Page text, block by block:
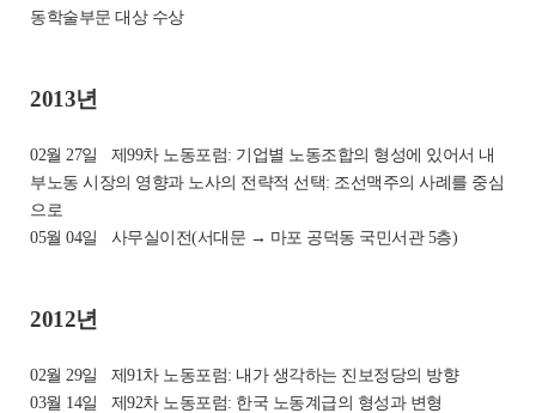
동학술부문 대상 수상
2013년
02월 27일
제99차 노동포럼: 기업별 노동조합의 형성에 있어서 내
부노동 시장의 영향과 노사의 전략적 선택: 조선맥주의 사례를 중심
으로
05월 04일
사무실이전(서대문 → 마포 공덕동 국민서관 5층)
2012년
02월 29일
제91차 노동포럼: 내가 생각하는 진보정당의 방향
03월 14일
제92차 노동포럼: 한국 노동계급의 형성과 변형